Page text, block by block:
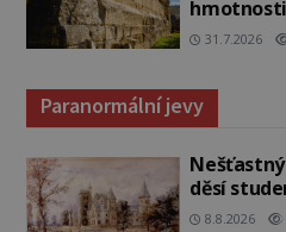
31.7.2026
Paranormální jevy
děsí
8.8.2026